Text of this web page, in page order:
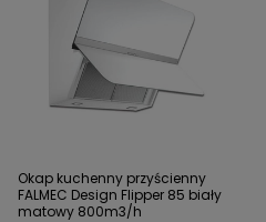
Okap kuchenny przyścienny
FALMEC Design Flipper 85 biały
matowy 800m3/h